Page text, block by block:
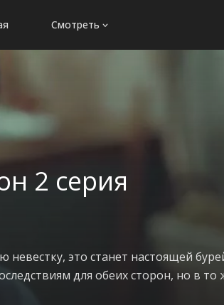
Смотреть
2 серия
это станет настоящей
для обеих сторон, но в